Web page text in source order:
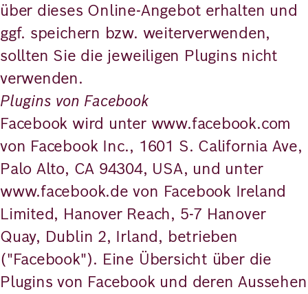
über dieses Online-Angebot erhalten und
ggf. speichern bzw. weiterverwenden,
sollten Sie die jeweiligen Plugins nicht
verwenden.
Plugins von Facebook
Facebook wird unter www.facebook.com
von Facebook Inc., 1601 S. California Ave,
Palo Alto, CA 94304, USA, und unter
www.facebook.de von Facebook Ireland
Limited, Hanover Reach, 5-7 Hanover
Quay, Dublin 2, Irland, betrieben
("Facebook"). Eine Übersicht über die
Plugins von Facebook und deren Aussehen